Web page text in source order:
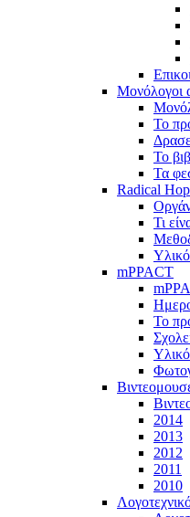
Μονόλογοι
Το
Το
Τα
Radical
Τι
mPPACT
Το
Υλικό
2014
2013
2012
2011
2010